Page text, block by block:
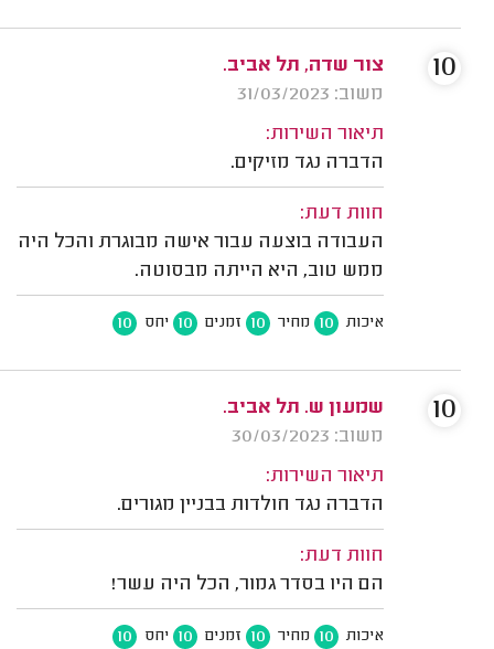
צור שדה, תל אביב.
משוב: 31/03/2023
תיאור השירות:
הדברה נגד מזיקים.
חוות דעת:
העבודה בוצעה עבור אישה מבוגרת והכל היה
ממש טוב, היא הייתה מבסוטה.
איכות 10 מחיר 10 זמנים 10 יחס 10
10
שמעון ש. תל אביב.
משוב: 30/03/2023
תיאור השירות:
הדברה נגד חולדות בבניין מגורים.
חוות דעת:
הם היו בסדר גמור, הכל היה עשר!
איכות 10 מחיר 10 זמנים 10 יחס 10
10